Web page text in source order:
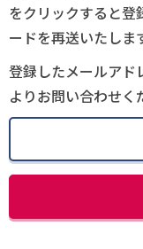
をクリックすると
ードを再送いたしま
登録したメールアド
よりお問い合わせく